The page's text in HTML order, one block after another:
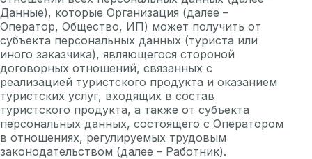
Данные), которые Организация (далее –
Оператор, Общество, ИП) может получить от
субъекта персональных данных (туриста или
иного заказчика), являющегося стороной
договорных отношений, связанных с
реализацией туристского продукта и оказанием
туристских услуг, входящих в состав
туристского продукта, а также от субъекта
персональных данных, состоящего с Оператором
в отношениях, регулируемых трудовым
законодательством (далее – Работник).